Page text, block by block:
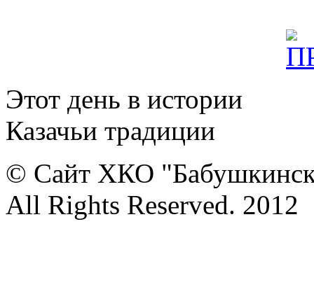
Этот день в истории
Казачьи традиции
© Сайт ХКО
All Rights Reserved. 2012